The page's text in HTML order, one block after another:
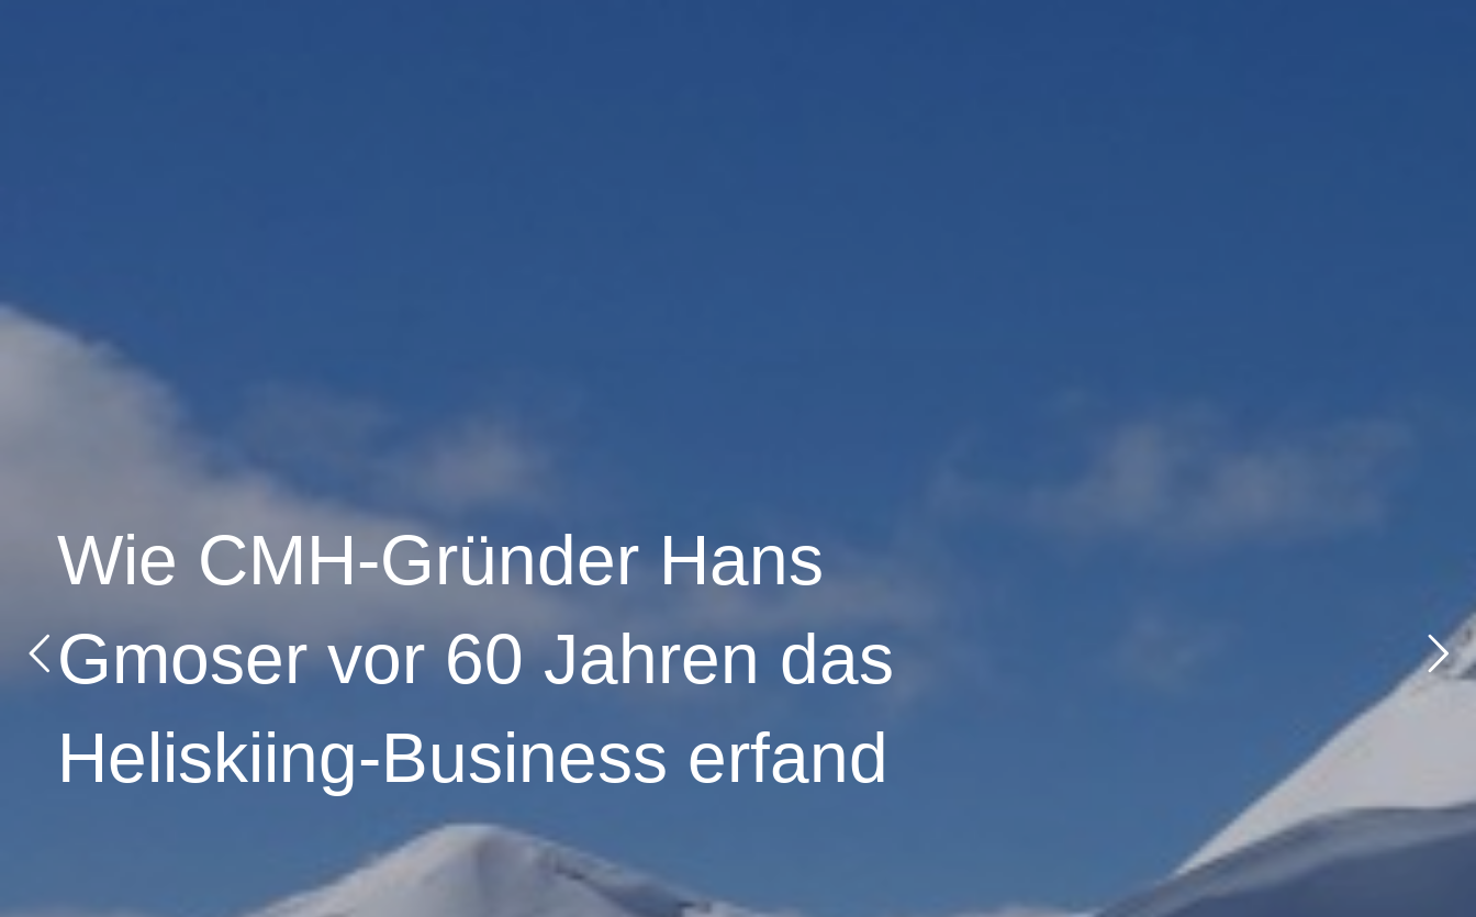
Wie CMH-Gründer Hans
Gmoser vor 60 Jahren das
Heliskiing-Business erfand